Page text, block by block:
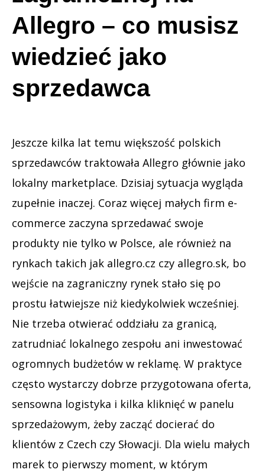
Allegro – co musisz
wiedzieć jako
sprzedawca
Jeszcze kilka lat temu większość polskich
sprzedawców traktowała Allegro głównie jako
lokalny marketplace. Dzisiaj sytuacja wygląda
zupełnie inaczej. Coraz więcej małych firm e-
commerce zaczyna sprzedawać swoje
produkty nie tylko w Polsce, ale również na
rynkach takich jak allegro.cz czy allegro.sk, bo
wejście na zagraniczny rynek stało się po
prostu łatwiejsze niż kiedykolwiek wcześniej.
Nie trzeba otwierać oddziału za granicą,
zatrudniać lokalnego zespołu ani inwestować
ogromnych budżetów w reklamę. W praktyce
często wystarczy dobrze przygotowana oferta,
sensowna logistyka i kilka kliknięć w panelu
sprzedażowym, żeby zacząć docierać do
klientów z Czech czy Słowacji. Dla wielu małych
marek to pierwszy moment, w którym